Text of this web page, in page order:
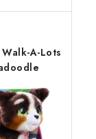
Walk-A-Lots